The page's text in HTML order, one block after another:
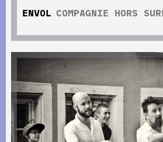
ENVOL COMPAGNIE HORS